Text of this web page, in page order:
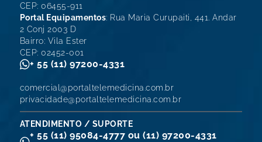
CEP: 06455-911
Portal Equipamentos: Rua Maria Curupaiti, 441. Andar
2 Conj 2003 D
Bairro: Vila Ester
CEP: 02452-001
+ 55 (11) 97200-4331
comercial@portaltelemedicina.com.br
privacidade@portaltelemedicina.com.br
ATENDIMENTO / SUPORTE
+ 55 (11) 95084-4777 ou (11) 97200-4331